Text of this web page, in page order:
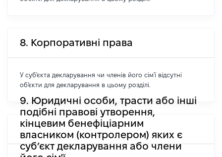
8. Корпоративні права
У суб'єкта декларування чи членів його сім'ї відсутні
об'єкти для декларування в цьому розділі.
9. Юридичні особи, трасти або інші
подібні правові утворення,
кінцевим бенефіціарним
власником (контролером) яких є
суб’єкт декларування або члени